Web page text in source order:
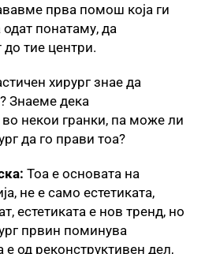
прва помош која ги
понатаму, да
тие центри.
хирург знае да
Знаеме дека
во некои гранки, па може ли
да го прави тоа?
Тоа е основата на
не е само естетиката,
естетиката е нов тренд, но
првин поминува
е од реконструктивен дел,